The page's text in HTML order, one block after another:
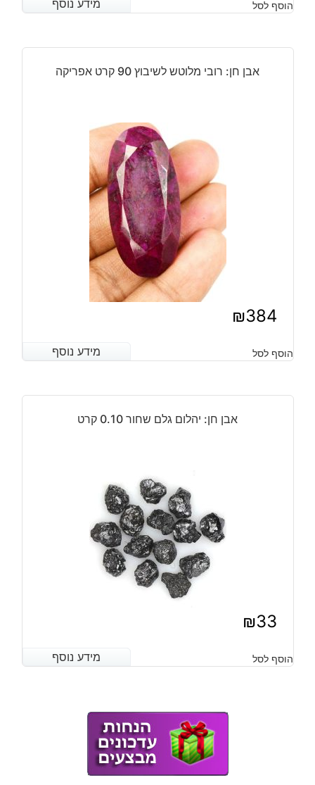
מידע נוסף הוסף לסל מידע נוסף
אבן חן: רובי מלוטש לשיבוץ 90 קרט אפריקה
₪384
מידע נוסף הוסף לסל מידע נוסף
אבן חן: יהלום גלם שחור 0.10 קרט
₪33
מידע נוסף הוסף לסל מידע נוסף